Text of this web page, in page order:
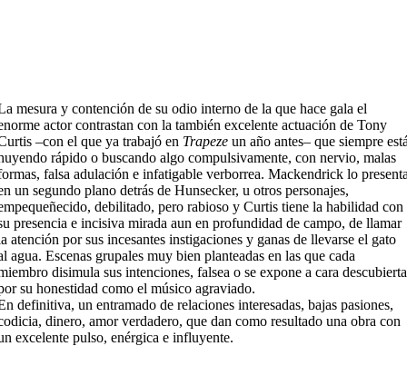
mesura y contención de su odio interno de la que hace gala el
actor contrastan con la también excelente actuación de Tony
–con el que ya trabajó en Trapeze un año antes– que siempre
rápido o buscando algo compulsivamente, con nervio, malas
falsa adulación e infatigable verborrea. Mackendrick lo
un segundo plano detrás de Hunsecker, u otros personajes,
debilitado, pero rabioso y Curtis tiene la habilidad con
presencia e incisiva mirada aun en profundidad de campo, de llamar
atención por sus incesantes instigaciones y ganas de llevarse el gato
agua. Escenas grupales muy bien planteadas en las que cada
disimula sus intenciones, falsea o se expone a cara descubierta
su honestidad como el músico agraviado.
definitiva, un entramado de relaciones interesadas, bajas pasiones,
dinero, amor verdadero, que dan como resultado una obra con
excelente pulso, enérgica e influyente.